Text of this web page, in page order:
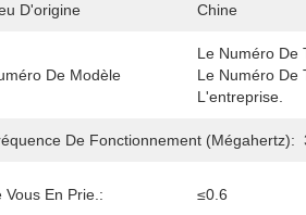
D'origine Chine
De Modèle
Le Numéro De
Le Numéro De
L'entreprise.
De Fonctionnement (mégahertz):
Vous En Prie.: ≤0.6